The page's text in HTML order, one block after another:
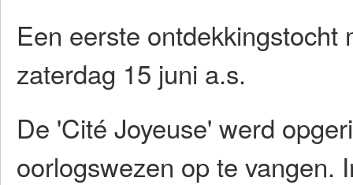
Een eerste
zaterdag 15 juni a.s.
De 'Cité Joyeuse' werd
oorlogswezen op te vangen.